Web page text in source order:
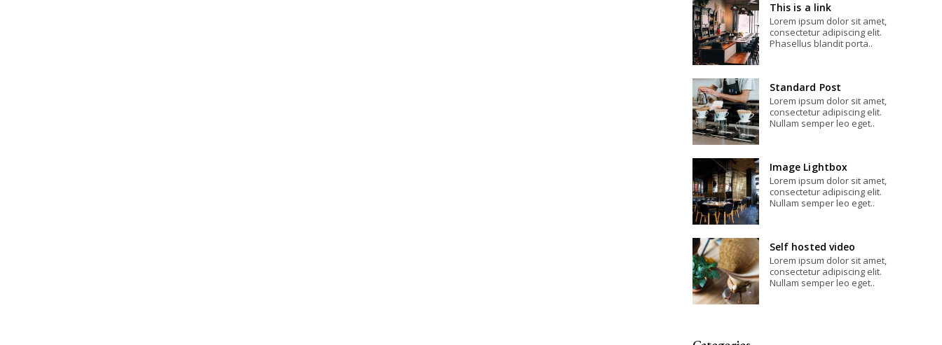
This is a link
Lorem ipsum dolor sit amet,
consectetur adipiscing elit.
Phasellus blandit porta..
Standard Post
Lorem ipsum dolor sit amet,
consectetur adipiscing elit.
Nullam semper leo eget..
Image Lightbox
Lorem ipsum dolor sit amet,
consectetur adipiscing elit.
Nullam semper leo eget..
Self hosted video
Lorem ipsum dolor sit amet,
consectetur adipiscing elit.
Nullam semper leo eget..